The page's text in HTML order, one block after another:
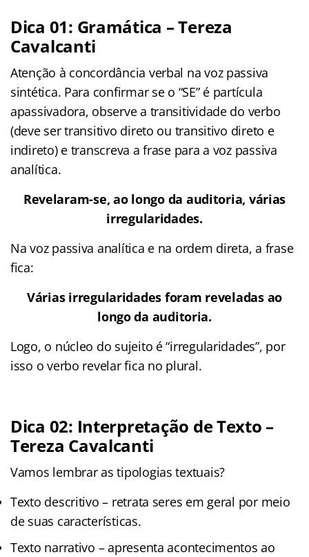
Dica 01: Gramática – Tereza
Cavalcanti
Atenção à concordância verbal na voz passiva
sintética. Para confirmar se o “SE” é partícula
apassivadora, observe a transitividade do verbo
(deve ser transitivo direto ou transitivo direto e
indireto) e transcreva a frase para a voz passiva
analítica.
Revelaram-se, ao longo da auditoria, várias
irregularidades.
Na voz passiva analítica e na ordem direta, a frase
fica:
Várias irregularidades foram reveladas ao
longo da auditoria.
Logo, o núcleo do sujeito é “irregularidades”, por
isso o verbo revelar fica no plural.
Dica 02: Interpretação de Texto –
Tereza Cavalcanti
Vamos lembrar as tipologias textuais?
Texto descritivo – retrata seres em geral por meio
de suas características.
Texto narrativo – apresenta acontecimentos ao